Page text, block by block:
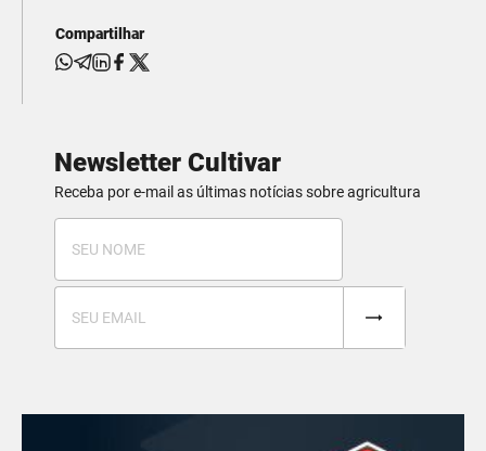
Compartilhar
Newsletter Cultivar
Receba por e-mail as últimas notícias sobre agricultura